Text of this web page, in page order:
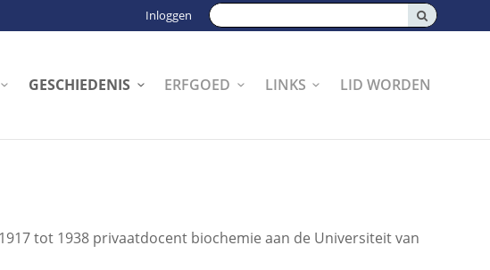
Zoeken:
Inloggen
GESCHIEDENIS ERFGOED LINKS LID WORDEN
tot 1938 privaatdocent biochemie aan de Universiteit van